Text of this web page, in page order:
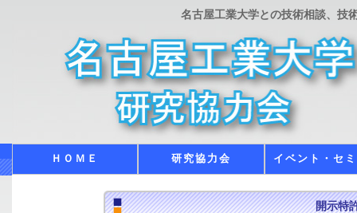
名古屋工業大学との技術相談、技
ＨＯＭＥ 研究協力会 イベント・セ
開示特